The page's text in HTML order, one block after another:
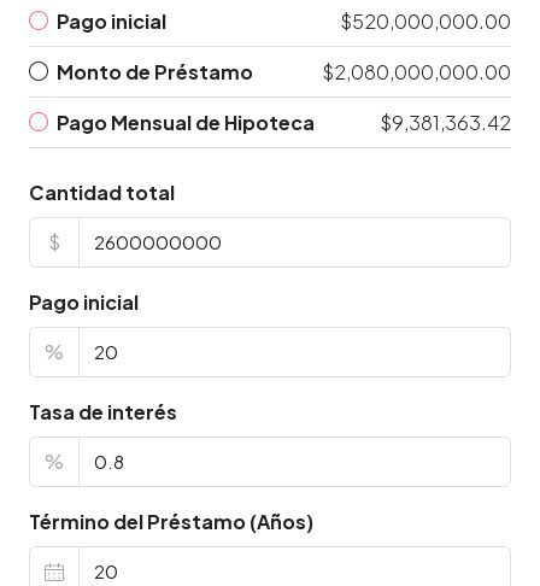
Pago inicial
$520,000,000.00
Monto de Préstamo
$2,080,000,000.00
Pago Mensual de Hipoteca
$9,381,363.42
Cantidad total
$
Pago inicial
%
Tasa de interés
%
Término del Préstamo (Años)